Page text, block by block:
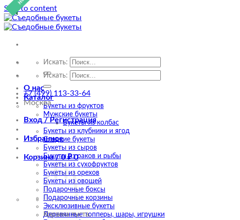
Skip to content
Искать:
О нас
Каталог
Букеты из фруктов
Мужские букеты
Букеты из колбас
Букеты из клубники и ягод
Сладкие букеты
Букеты из сыров
Букеты из раков и рыбы
Букеты из сухофруктов
Букеты из орехов
Букеты из овощей
Подарочные боксы
Подарочные корзины
Эксклюзивные букеты
Деревянные топперы, шары, игрушки
Искать:
+7 (499) 113-33-64
Москва
Вход / Регистрация
Избранное
Корзина /0₽ 0
Корзина пуста.